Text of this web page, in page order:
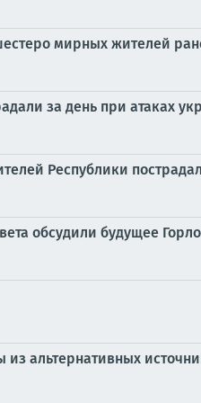
мирных жителей
за день при атаках
Республики
обсудили будущее
из альтернативных